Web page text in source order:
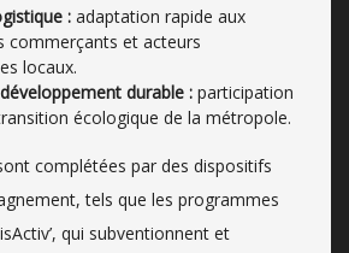
: adaptation rapide aux
commerçants et acteurs
locaux.
durable : participation
écologique de la métropole.
complétées par des dispositifs
tels que les programmes
qui subventionnent et